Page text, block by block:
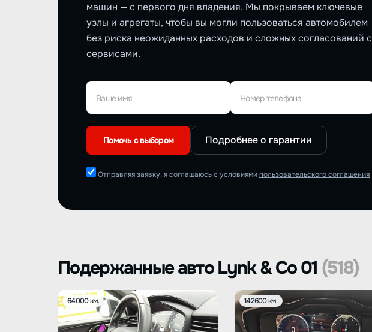
машин — с первого дня владения. Мы покрываем ключевые
узлы и агрегаты, чтобы вы могли пользоваться автомобилем
без риска неожиданных расходов и сложных согласований с
сервисами.
Ваше имя Номер телефона
Помочь с выбором Подробнее о гарантии
Отправляя заявку, я соглашаюсь с условиямипользовательского соглашения
Подержанные авто Lynk & Co 01 (518)
64000 км. 142600 км.